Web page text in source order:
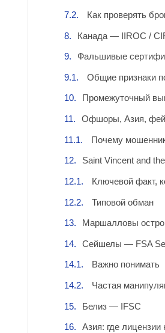
Как проверять
Канада — IIROC /
Фальшивые
Общие признаки
Промежуточный
Офшоры, Азия,
Почему
Saint Vincent and
Ключевой факт,
Типовой обман
Маршалловы
Сейшелы — FSA
Важно понимать
Частая
Белиз — IFSC
Азия: где